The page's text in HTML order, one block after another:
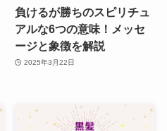
負けるが勝ちのスピリチュ
アルな6つの意味！メッセ
ージと象徴を解説
2025年3月22日